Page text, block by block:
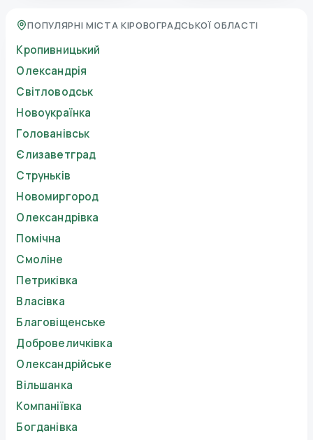
ПОПУЛЯРНІ МІСТА КІРОВОГРАДСЬКОЇ ОБЛАСТІ
Кропивницький
Олександрія
Світловодськ
Новоукраїнка
Голованівськ
Єлизаветград
Струньків
Новомиргород
Олександрівка
Помічна
Смоліне
Петриківка
Власівка
Благовіщенське
Добровеличківка
Олександрійське
Вільшанка
Компаніївка
Богданівка